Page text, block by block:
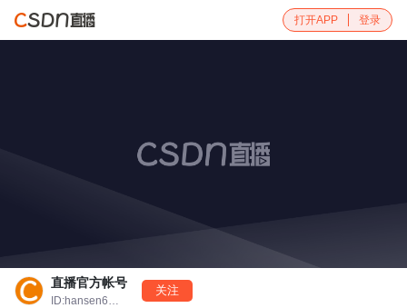
打开APP 登录
直播官方帐号
ID:hansen666666
关注